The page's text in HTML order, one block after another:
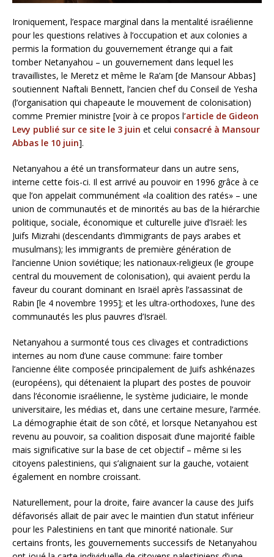
Ironiquement, l’espace marginal dans la mentalité israélienne
pour les questions relatives à l’occupation et aux colonies a
permis la formation du gouvernement étrange qui a fait
tomber Netanyahou – un gouvernement dans lequel les
travaillistes, le Meretz et même le Ra’am [de Mansour Abbas]
soutiennent Naftali Bennett, l’ancien chef du Conseil de Yesha
(l’organisation qui chapeaute le mouvement de colonisation)
comme Premier ministre [voir à ce propos l’article de Gideon
Levy publié sur ce site le 3 juin et celui consacré à Mansour
Abbas le 10 juin].
Netanyahou a été un transformateur dans un autre sens,
interne cette fois-ci. Il est arrivé au pouvoir en 1996 grâce à ce
que l’on appelait communément «la coalition des ratés» – une
union de communautés et de minorités au bas de la hiérarchie
politique, sociale, économique et culturelle juive d’Israël: les
Juifs Mizrahi (descendants d’immigrants de pays arabes et
musulmans); les immigrants de première génération de
l’ancienne Union soviétique; les nationaux-religieux (le groupe
central du mouvement de colonisation), qui avaient perdu la
faveur du courant dominant en Israël après l’assassinat de
Rabin [le 4 novembre 1995]; et les ultra-orthodoxes, l’une des
communautés les plus pauvres d’Israël.
Netanyahou a surmonté tous ces clivages et contradictions
internes au nom d’une cause commune: faire tomber
l’ancienne élite composée principalement de Juifs ashkénazes
(européens), qui détenaient la plupart des postes de pouvoir
dans l’économie israélienne, le système judiciaire, le monde
universitaire, les médias et, dans une certaine mesure, l’armée.
La démographie était de son côté, et lorsque Netanyahou est
revenu au pouvoir, sa coalition disposait d’une majorité faible
mais significative sur la base de cet objectif – même si les
citoyens palestiniens, qui s’alignaient sur la gauche, votaient
également en nombre croissant.
Naturellement, pour la droite, faire avancer la cause des Juifs
défavorisés allait de pair avec le maintien d’un statut inférieur
pour les Palestiniens en tant que minorité nationale. Sur
certains fronts, les gouvernements successifs de Netanyahou